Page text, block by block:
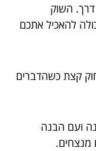
השוק
להאכיל אתכם
קצת כשהדברים
ועם הבנה